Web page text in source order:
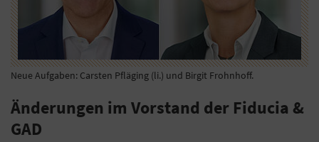
Neue Aufgaben: Carsten Pfläging (li.) und Birgit Frohnhoff.
Änderungen im Vorstand der Fiducia &
GAD